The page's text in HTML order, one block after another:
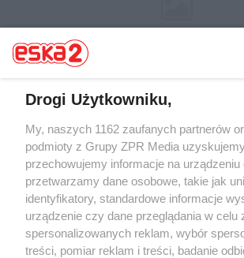
Żaden utwór zamieszczony w serwisie nie może
rozpowszechniany lub dalej rozpowszechniany w
tym także elektroniczny lub mechaniczny) na
eksploatacji w jakiejkolwiek formie, włącznie z
Internecie bez pisemnej zgody właściciela praw.
wykorzystanie utworów w całości lub w części z
tzn. bez właściwej zgody, jest zabronione pod
ścigane prawnie.
Drogi Użytkowniku,
My, naszych 1162 zaufanych partnerów
podmioty z Grupy ZPR Media
przechowujemy informacje na urządzeniu
przetwarzamy dane osobowe, takie jak
identyfikatory, standardowe informacje
urządzenie czy dane przeglądania w celu
spersonalizowanych reklam, wybór
treści, pomiar reklam i treści, badanie